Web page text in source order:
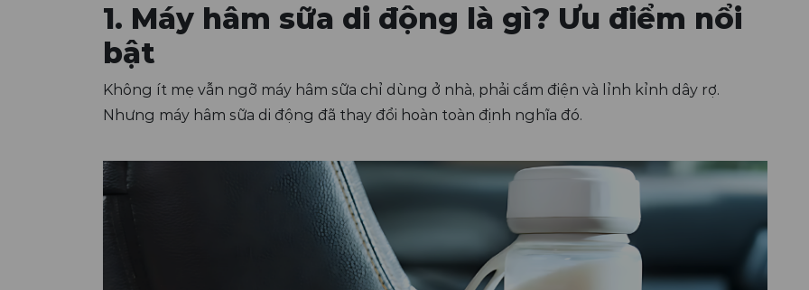
1. Máy hâm sữa di động là gì? Ưu điểm nổi
bật
Không ít mẹ vẫn ngỡ máy hâm sữa chỉ dùng ở nhà, phải cắm điện và lỉnh kỉnh dây rợ.
Nhưng máy hâm sữa di động đã thay đổi hoàn toàn định nghĩa đó.